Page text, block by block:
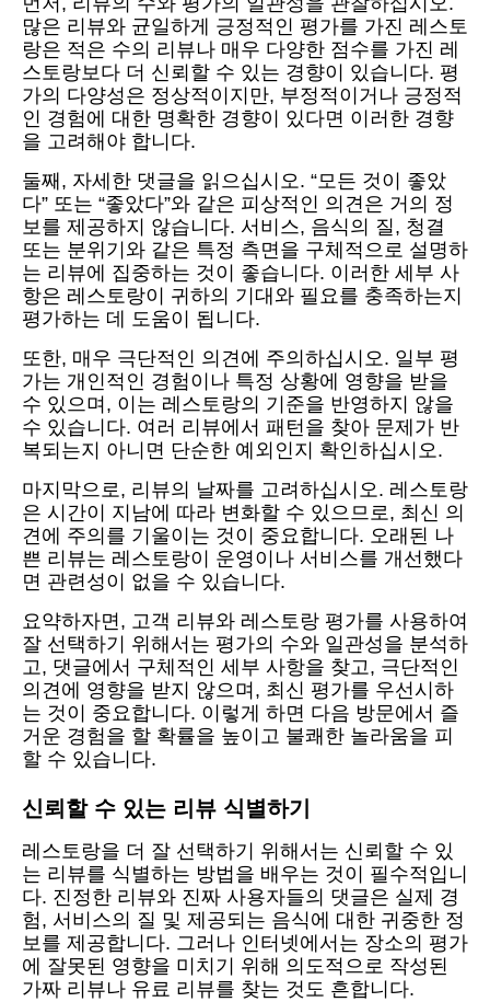
많은 리뷰와 균일하게 긍정적인 평가를 가진 레스토
랑은 적은 수의 리뷰나 매우 다양한 점수를 가진 레
스토랑보다 더 신뢰할 수 있는 경향이 있습니다. 평
가의 다양성은 정상적이지만, 부정적이거나 긍정적
인 경험에 대한 명확한 경향이 있다면 이러한 경향
을 고려해야 합니다.
둘째, 자세한 댓글을 읽으십시오. “모든 것이 좋았
다” 또는 “좋았다”와 같은 피상적인 의견은 거의 정
보를 제공하지 않습니다. 서비스, 음식의 질, 청결
또는 분위기와 같은 특정 측면을 구체적으로 설명하
는 리뷰에 집중하는 것이 좋습니다. 이러한 세부 사
항은 레스토랑이 귀하의 기대와 필요를 충족하는지
평가하는 데 도움이 됩니다.
또한, 매우 극단적인 의견에 주의하십시오. 일부 평
가는 개인적인 경험이나 특정 상황에 영향을 받을
수 있으며, 이는 레스토랑의 기준을 반영하지 않을
수 있습니다. 여러 리뷰에서 패턴을 찾아 문제가 반
복되는지 아니면 단순한 예외인지 확인하십시오.
마지막으로, 리뷰의 날짜를 고려하십시오. 레스토랑
은 시간이 지남에 따라 변화할 수 있으므로, 최신 의
견에 주의를 기울이는 것이 중요합니다. 오래된 나
쁜 리뷰는 레스토랑이 운영이나 서비스를 개선했다
면 관련성이 없을 수 있습니다.
요약하자면, 고객 리뷰와 레스토랑 평가를 사용하여
잘 선택하기 위해서는 평가의 수와 일관성을 분석하
고, 댓글에서 구체적인 세부 사항을 찾고, 극단적인
의견에 영향을 받지 않으며, 최신 평가를 우선시하
는 것이 중요합니다. 이렇게 하면 다음 방문에서 즐
거운 경험을 할 확률을 높이고 불쾌한 놀라움을 피
할 수 있습니다.
신뢰할 수 있는 리뷰 식별하기
레스토랑을 더 잘 선택하기 위해서는 신뢰할 수 있
는 리뷰를 식별하는 방법을 배우는 것이 필수적입니
다. 진정한 리뷰와 진짜 사용자들의 댓글은 실제 경
험, 서비스의 질 및 제공되는 음식에 대한 귀중한 정
보를 제공합니다. 그러나 인터넷에서는 장소의 평가
에 잘못된 영향을 미치기 위해 의도적으로 작성된
가짜 리뷰나 유료 리뷰를 찾는 것도 흔합니다.